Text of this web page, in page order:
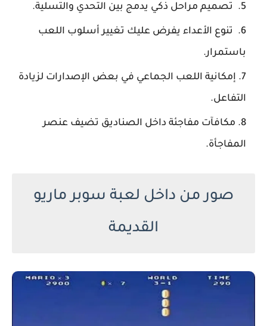
تصميم مراحل ذكي يدمج بين التحدي والتسلية.
تنوع الأعداء يفرض عليك تغيير أسلوب اللعب
باستمرار.
إمكانية اللعب الجماعي في بعض الإصدارات لزيادة
التفاعل.
مكافآت مفاجئة داخل الصناديق تضيف عنصر
المفاجأة.
صور من داخل لعبة سوبر ماريو
القديمة